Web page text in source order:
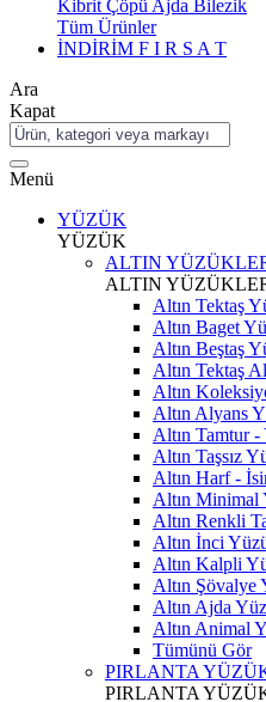
Kibrit Çöpü Ajda Bilezik
Tüm Ürünler
İNDİRİM F I R S A T
Ara
Kapat
Menü
YÜZÜK
YÜZÜK
ALTIN
ALTIN
Altın Tektaş
Altın Baget
Altın Beştaş
Altın Tektaş
Altın
Altın Alyans
Altın Tamtur -
Altın Taşsız
Altın Harf -
Altın Minimal
Altın Renkli
Altın İnci
Altın Kalpli
Altın Şövalye
Altın Ajda
Altın Animal
Tümünü Gör
PIRLANTA
PIRLANTA